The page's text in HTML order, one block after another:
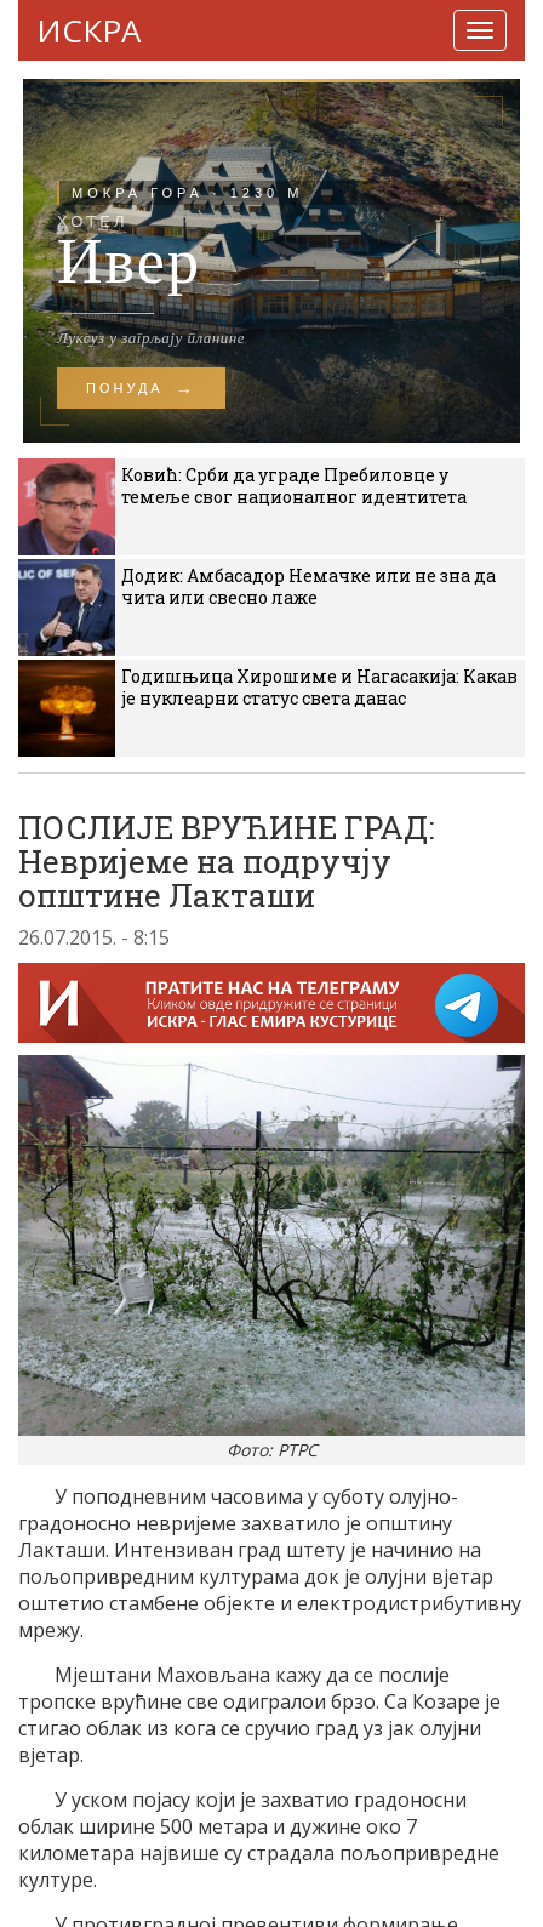
ИСКРА
Ковић: Срби да уграде Пребиловце у
темеље свог националног идентитета
Додик: Амбасадор Немачке или не зна да
чита или свесно лаже
Годишњица Хирошиме и Нагасакија: Какав
је нуклеарни статус света данас
ПОСЛИЈЕ ВРУЋИНЕ ГРАД:
Невријеме на подручју
општине Лакташи
26.07.2015. - 8:15
Фото: РТРС
У поподневним часовима у суботу олујно-
градоносно невријеме захватило је општину
Лакташи. Интензиван град штету је начинио на
пољопривредним културама док је олујни вјетар
оштетио стамбене објекте и електродистрибутивну
мрежу.
Мјештани Маховљана кажу да се послије
тропске врућине све одигралои брзо. Са Козаре је
стигао облак из кога се сручио град уз јак олујни
вјетар.
У уском појасу који је захватио градоносни
облак ширине 500 метара и дужине око 7
километара највише су страдала пољопривредне
културе.